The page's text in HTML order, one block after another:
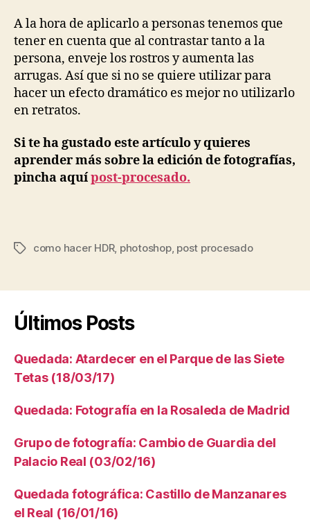
A la hora de aplicarlo a personas tenemos que
tener en cuenta que al contrastar tanto a la
persona, enveje los rostros y aumenta las
arrugas. Así que si no se quiere utilizar para
hacer un efecto dramático es mejor no utilizarlo
en retratos.
Si te ha gustado este artículo y quieres
aprender más sobre la edición de fotografías,
pincha aquípost-procesado.
Etiquetas
como hacer HDR, photoshop, post procesado
Últimos Posts
Quedada: Atardecer en el Parque de las Siete
Tetas (18/03/17)
Quedada: Fotografía en la Rosaleda de Madrid
Grupo de fotografía: Cambio de Guardia del
Palacio Real (03/02/16)
Quedada fotográfica: Castillo de Manzanares
el Real (16/01/16)